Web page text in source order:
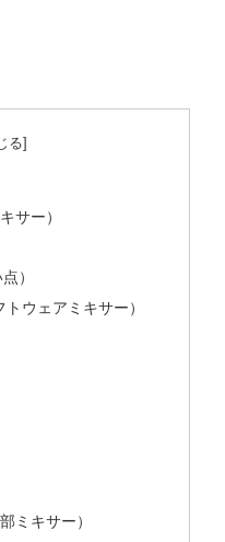
サー）
）
ウェアミキサー）
ミキサー）